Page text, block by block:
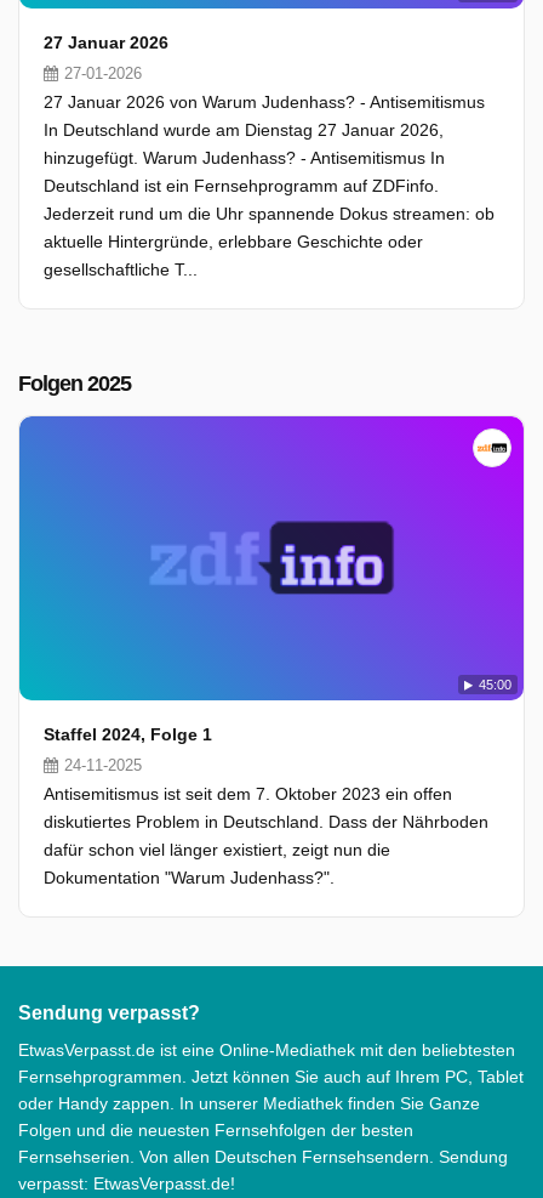
27 Januar 2026
27-01-2026
27 Januar 2026 von Warum Judenhass? - Antisemitismus
In Deutschland wurde am Dienstag 27 Januar 2026,
hinzugefügt. Warum Judenhass? - Antisemitismus In
Deutschland ist ein Fernsehprogramm auf ZDFinfo.
Jederzeit rund um die Uhr spannende Dokus streamen: ob
aktuelle Hintergründe, erlebbare Geschichte oder
gesellschaftliche T...
Folgen 2025
45:00
Staffel 2024, Folge 1
24-11-2025
Antisemitismus ist seit dem 7. Oktober 2023 ein offen
diskutiertes Problem in Deutschland. Dass der Nährboden
dafür schon viel länger existiert, zeigt nun die
Dokumentation "Warum Judenhass?".
Sendung verpasst?
EtwasVerpasst.de ist eine Online-Mediathek mit den beliebtesten
Fernsehprogrammen. Jetzt können Sie auch auf Ihrem PC, Tablet
oder Handy zappen. In unserer Mediathek finden Sie Ganze
Folgen und die neuesten Fernsehfolgen der besten
Fernsehserien. Von allen Deutschen Fernsehsendern. Sendung
verpasst: EtwasVerpasst.de!